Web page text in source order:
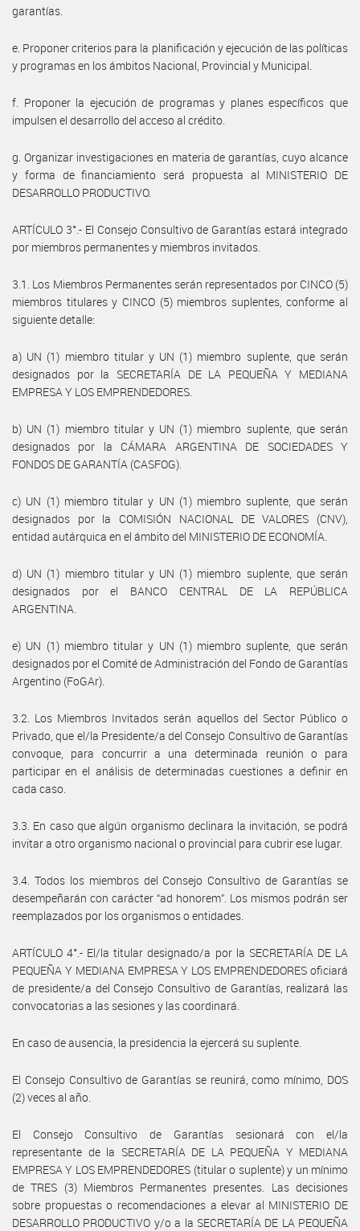
garantías.
e. Proponer criterios para la planificación y ejecución de las políticas
y programas en los ámbitos Nacional, Provincial y Municipal.
f. Proponer la ejecución de programas y planes específicos que
impulsen el desarrollo del acceso al crédito.
g. Organizar investigaciones en materia de garantías, cuyo alcance
y forma de financiamiento será propuesta al MINISTERIO DE
DESARROLLO PRODUCTIVO.
ARTÍCULO 3°.- El Consejo Consultivo de Garantías estará integrado
por miembros permanentes y miembros invitados.
3.1. Los Miembros Permanentes serán representados por CINCO (5)
miembros titulares y CINCO (5) miembros suplentes, conforme al
siguiente detalle:
a) UN (1) miembro titular y UN (1) miembro suplente, que serán
designados por la SECRETARÍA DE LA PEQUEÑA Y MEDIANA
EMPRESA Y LOS EMPRENDEDORES.
b) UN (1) miembro titular y UN (1) miembro suplente, que serán
designados por la CÁMARA ARGENTINA DE SOCIEDADES Y
FONDOS DE GARANTÍA (CASFOG).
c) UN (1) miembro titular y UN (1) miembro suplente, que serán
designados por la COMISIÓN NACIONAL DE VALORES (CNV),
entidad autárquica en el ámbito del MINISTERIO DE ECONOMÍA.
d) UN (1) miembro titular y UN (1) miembro suplente, que serán
designados por el BANCO CENTRAL DE LA REPÚBLICA
ARGENTINA.
e) UN (1) miembro titular y UN (1) miembro suplente, que serán
designados por el Comité de Administración del Fondo de Garantías
Argentino (FoGAr).
3.2. Los Miembros Invitados serán aquellos del Sector Público o
Privado, que el/la Presidente/a del Consejo Consultivo de Garantías
convoque, para concurrir a una determinada reunión o para
participar en el análisis de determinadas cuestiones a definir en
cada caso.
3.3. En caso que algún organismo declinara la invitación, se podrá
invitar a otro organismo nacional o provincial para cubrir ese lugar.
3.4. Todos los miembros del Consejo Consultivo de Garantías se
desempeñarán con carácter “ad honorem”. Los mismos podrán ser
reemplazados por los organismos o entidades.
ARTÍCULO 4°.- El/la titular designado/a por la SECRETARÍA DE LA
PEQUEÑA Y MEDIANA EMPRESA Y LOS EMPRENDEDORES oficiará
de presidente/a del Consejo Consultivo de Garantías, realizará las
convocatorias a las sesiones y las coordinará.
En caso de ausencia, la presidencia la ejercerá su suplente.
El Consejo Consultivo de Garantías se reunirá, como mínimo, DOS
(2) veces al año.
El Consejo Consultivo de Garantías sesionará con el/la
representante de la SECRETARÍA DE LA PEQUEÑA Y MEDIANA
EMPRESA Y LOS EMPRENDEDORES (titular o suplente) y un mínimo
de TRES (3) Miembros Permanentes presentes. Las decisiones
sobre propuestas o recomendaciones a elevar al MINISTERIO DE
DESARROLLO PRODUCTIVO y/o a la SECRETARÍA DE LA PEQUEÑA